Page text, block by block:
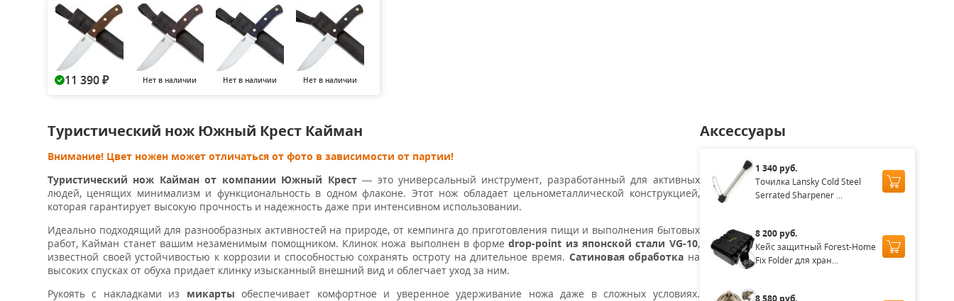
11 390 ₽ Нет в наличии Нет в наличии Нет в наличии
Туристический нож Южный Крест Кайман
Внимание! Цвет ножен может отличаться от фото в зависимости от партии!
Туристический нож Кайман от компании Южный Крест— это универсальный инструмент, разработанный для активных
людей, ценящих минимализм и функциональность в одном флаконе. Этот нож обладает цельнометаллической конструкцией,
которая гарантирует высокую прочность и надежность даже при интенсивном использовании.
Идеально подходящий для разнообразных активностей на природе, от кемпинга до приготовления пищи и выполнения бытовых
работ, Кайман станет вашим незаменимым помощником. Клинок ножа выполнен в формеdrop-point из японской стали VG-10,
известной своей устойчивостью к коррозии и способностью сохранять остроту на длительное время. Сатиновая обработка на
высоких спусках от обуха придает клинку изысканный внешний вид и облегчает уход за ним.
Рукоять с накладками из микартыобеспечивает комфортное и уверенное удерживание ножа даже в сложных условиях.
Аксессуары
1 340 руб.
Точилка Lansky Cold Steel
Serrated Sharpener ...
8 200 руб.
Кейс защитный Forest-Home
Fix Folder для хран...
8 580 руб.